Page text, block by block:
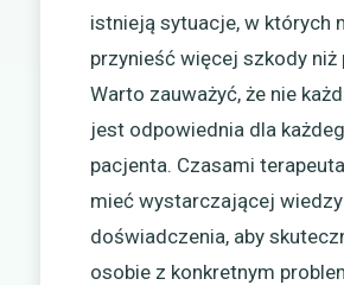
istnieją sytuacje, w których
przynieść więcej szkody niż
Warto zauważyć, że nie
jest odpowiednia dla
pacjenta. Czasami
mieć wystarczającej
doświadczenia, aby
osobie z konkretnym